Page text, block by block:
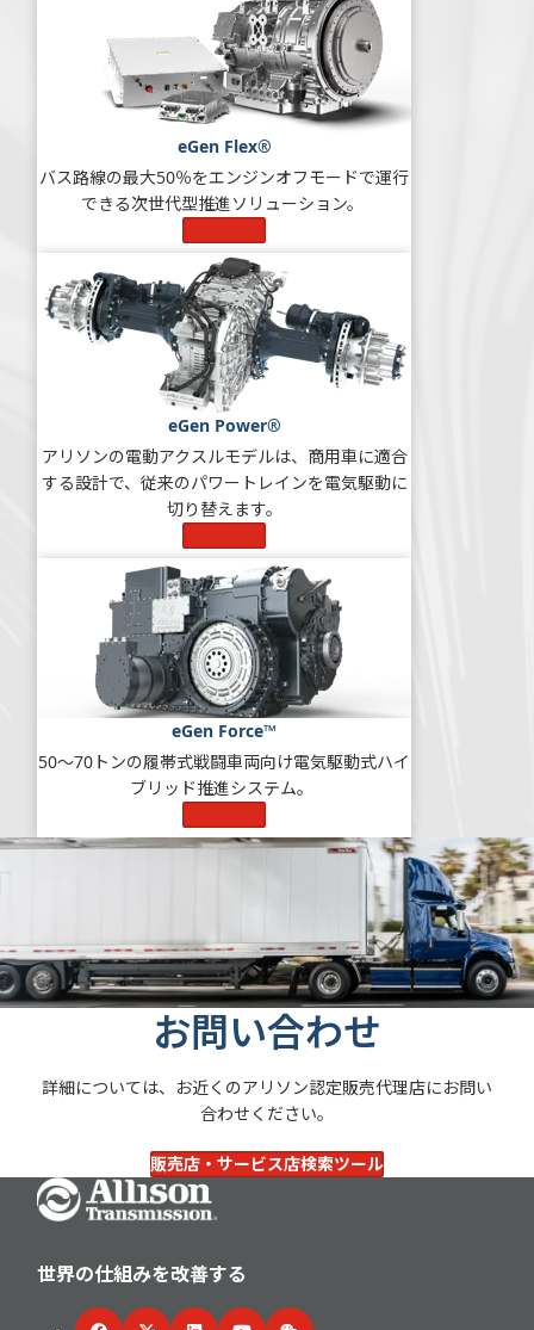
eGen Flex®
バス路線の最大50％をエンジンオフモードで運行
できる次世代型推進ソリューション。
eGen Power®
アリソンの電動アクスルモデルは、商用車に適合
する設計で、従来のパワートレインを電気駆動に
切り替えます。
eGen Force™
50～70トンの履帯式戦闘車両向け電気駆動式ハイ
ブリッド推進システム。
お問い合わせ
詳細については、お近くのアリソン認定販売代理店にお問い
合わせください。
販売店・サービス店検索ツール
Go Home
世界の仕組みを改善する